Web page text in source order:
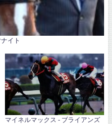
イト
マイネルマックス - ブライアンズ